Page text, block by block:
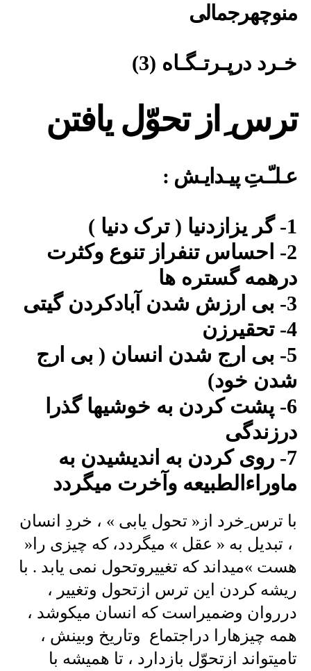
منوچهرجمالی
خـرد درپـرتـگـاه (3)
ترس ِاز تحوّل یافتن
عـلـّـتِ پیـدایـش :
1- گر یزازدنیا ( ترک دنیا )
2- احساس تنفراز تنوع وکثرت
درهمه گستره ها
3- بی ارزش شدن آبادکردن گیتی
4- تحقیرزن
5- بی ارج شدن انسان ( بی ارج
شدن خود)
6- پشت کردن به خوشیها گذرا
درزندگی
7- روی کردن به اندیشیدن به
ماوراءالطبیعه وآخرت میگردد
با ترس ِخرد از« تحول یابی » ، خردِ انسان
، تبدیل به « عقل » میگردد، که چیزی را«
هست »میداند که تغییروتحول نمی یابد . با
ریشه کردن این ترس ازتحول وتغییر ،
درروان وضمیراست که انسان میکوشد ،
همه چیزهارا دراجتماع وتاریخ وبینش ،
تامیتواند ازتحوّل بازدارد ، تا همیشه با